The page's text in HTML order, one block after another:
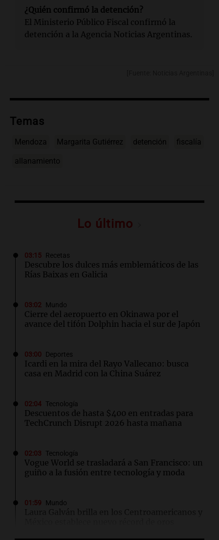
¿Quién confirmó la detención?
El Ministerio Público Fiscal confirmó la
detención a la Agencia Noticias Argentinas.
Temas
Mendoza Margarita Gutiérrez detención fiscalía
allanamiento
Lo último
03:15 Recetas
Descubre los dulces más emblemáticos de las
Rías Baixas en Galicia
03:02 Mundo
Cierre del aeropuerto en Okinawa por el
avance del tifón Dolphin hacia el sur de Japón
03:00 Deportes
Icardi en la mira del Rayo Vallecano: busca
casa en Madrid con la China Suárez
02:04 Tecnología
Descuentos de hasta $400 en entradas para
TechCrunch Disrupt 2026 hasta mañana
02:03 Tecnología
Vogue World se trasladará a San Francisco: un
guiño a la fusión entre tecnología y moda
01:59 Mundo
Laura Galván brilla en los Centroamericanos y